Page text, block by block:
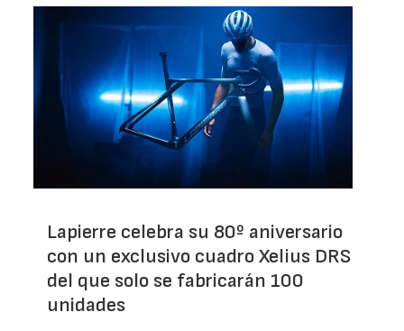
Lapierre celebra su 80º aniversario
con un exclusivo cuadro Xelius DRS
del que solo se fabricarán 100
unidades